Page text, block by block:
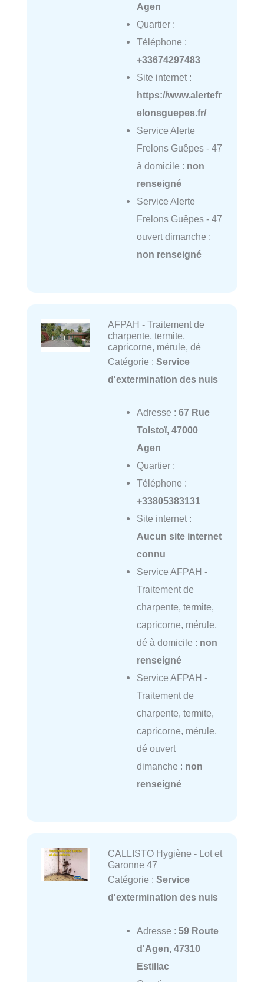
Agen
Quartier :
Téléphone :
+33674297483
Site internet :
https://www.alertefr
elonsguepes.fr/
Service Alerte
Frelons Guêpes - 47
à domicile : non
renseigné
Service Alerte
Frelons Guêpes - 47
ouvert dimanche :
non renseigné
AFPAH - Traitement de
charpente, termite,
capricorne, mérule, dé
Catégorie : Service
d'extermination des nuis
Adresse : 67 Rue
Tolstoï, 47000
Agen
Quartier :
Téléphone :
+33805383131
Site internet :
Aucun site internet
connu
Service AFPAH -
Traitement de
charpente, termite,
capricorne, mérule,
dé à domicile : non
renseigné
Service AFPAH -
Traitement de
charpente, termite,
capricorne, mérule,
dé ouvert
dimanche : non
renseigné
CALLISTO Hygiène - Lot et
Garonne 47
Catégorie : Service
d'extermination des nuis
Adresse : 59 Route
d'Agen, 47310
Estillac